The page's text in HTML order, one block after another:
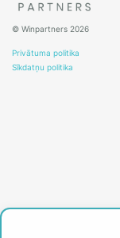
© Winpartners 2026
Privātuma politika
Sīkdatņu politika